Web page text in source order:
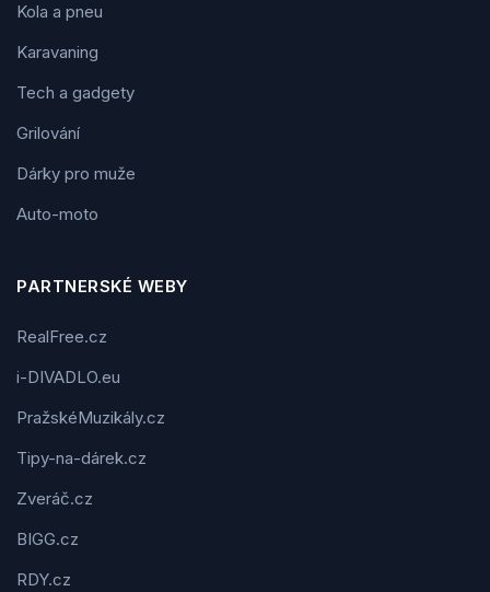
Kola a pneu
Karavaning
Tech a gadgety
Grilování
Dárky pro muže
Auto-moto
PARTNERSKÉ WEBY
RealFree.cz
i-DIVADLO.eu
PražskéMuzikály.cz
Tipy-na-dárek.cz
Zveráč.cz
BIGG.cz
RDY.cz